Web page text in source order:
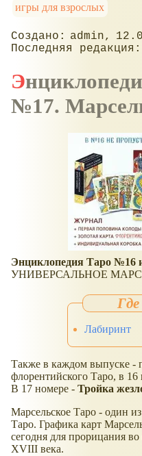
игры для взрослых
admin
Энциклопедия Таро №16 и
№17.
Энциклопедия Таро №16
УНИВЕРСАЛЬНОЕ
Лабиринт
Также в каждом выпуске -
флорентийского Таро, в 16
В 17 номере - Тройка
Марсельское Таро - один
Таро. Графика карт
сегодня для прорицания
XVIII века.